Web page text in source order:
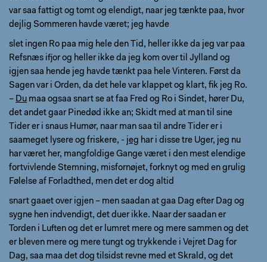
var saa fattigt og tomt og elendigt, naar jeg tænkte paa, hvor
dejlig Sommeren havde været; jeg havde
slet ingen Ro paa mig hele den Tid, heller ikke da jeg var paa
Refsnæs ifjor og heller ikke da jeg kom over til Jylland og
igjen saa hende jeg havde tænkt paa hele Vinteren. Først da
Sagen var i Orden, da det hele var klappet og klart, fik jeg Ro.
– Du maa ogsaa snart se at faa Fred og Ro i Sindet, hører Du,
det andet gaar Pinedød ikke an; Skidt med at man til sine
Tider er i snaus Humør, naar man saa til andre Tider er i
saameget lysere og friskere, - jeg har i disse tre Uger, jeg nu
har været her, mangfoldige Gange været i den mest elendige
fortvivlende Stemning, misfornøjet, forknyt og med en grulig
Følelse af Forladthed, men det er dog altid
snart gaaet over igjen – men saadan at gaa Dag efter Dag og
sygne hen indvendigt, det duer ikke. Naar der saadan er
Torden i Luften og det er lumret mere og mere sammen og det
er bleven mere og mere tungt og trykkende i Vejret Dag for
Dag, saa maa det dog tilsidst revne med et Skrald, og det